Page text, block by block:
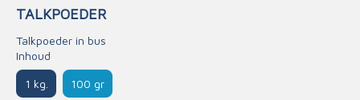
TALKPOEDER
Talkpoeder in bus
Inhoud
1 kg. 100 gr